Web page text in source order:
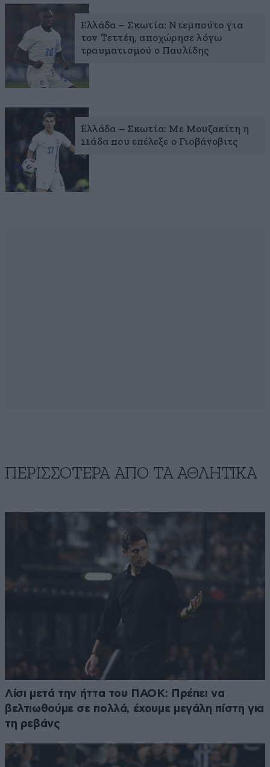
Ελλάδα – Σκωτία: Ντεμπούτο για
τον Τεττέη, αποχώρησε λόγω
τραυματισμού ο Παυλίδης
Ελλάδα – Σκωτία: Με Μουζακίτη η
11άδα που επέλεξε ο Γιοβάνοβιτς
ΠΕΡΙΣΣΟΤΕΡΑ ΑΠΟ ΤA ΑΘΛΗΤΙΚΑ
Λίσι μετά την ήττα του ΠΑΟΚ: Πρέπει να
βελτιωθούμε σε πολλά, έχουμε μεγάλη πίστη για
τη ρεβάνς